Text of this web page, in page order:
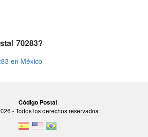
70283?
en México
Código Postal
- Todos los derechos reservados.